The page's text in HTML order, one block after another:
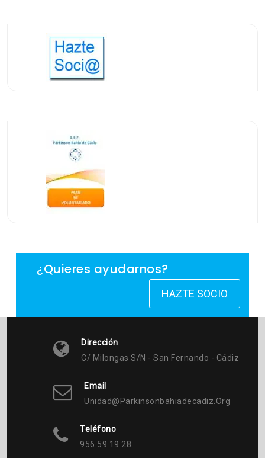
¿Quieres ayudarnos?
HAZTE SOCIO
Dirección
C/ Milongas S/n - San Fernando - Cádiz
Email
Unidad@parkinsonbahiadecadiz.org
Teléfono
956 59 19 28